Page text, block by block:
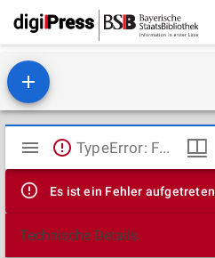
Mirador
Viewer
TypeError: Failed to fetch
Es ist ein Fehler aufgetreten
Technische Details